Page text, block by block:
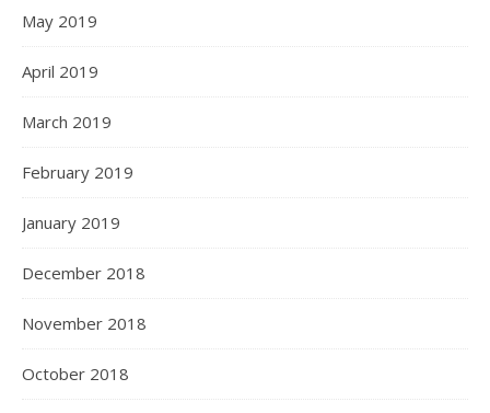
May 2019
April 2019
March 2019
February 2019
January 2019
December 2018
November 2018
October 2018